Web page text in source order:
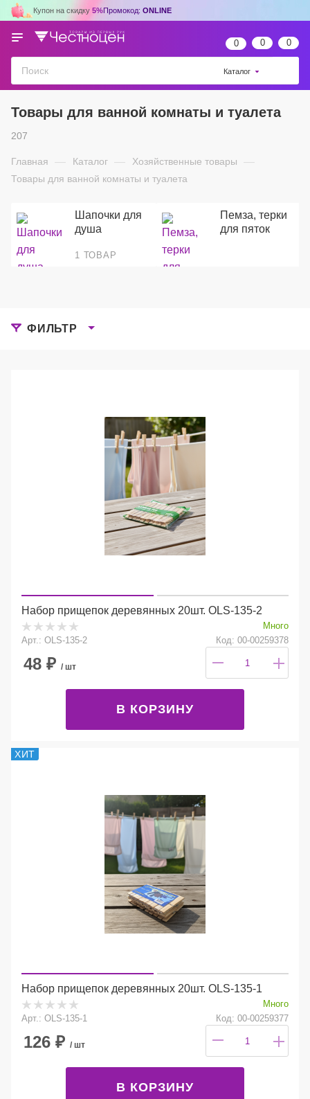
Купон на скидку 5%Промокод: ONLINE
0 0 0
Каталог
Товары для ванной комнаты и туалета
207
Главная — Каталог — Хозяйственные товары —
Товары для ванной комнаты и туалета
Шапочки для
душа
1 ТОВАР
Пемза, терки
для пяток
ФИЛЬТР
Набор прищепок деревянных 20шт. OLS-135-2
Много
Арт.: OLS-135-2
Код: 00-00259378
48 ₽ / шт
В КОРЗИНУ
ХИТ
Набор прищепок деревянных 20шт. OLS-135-1
Много
Арт.: OLS-135-1
Код: 00-00259377
126 ₽ / шт
В КОРЗИНУ